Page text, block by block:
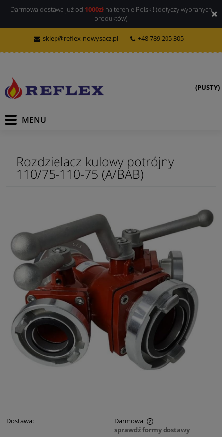
Darmowa dostawa już od 1000złna terenie Polski! (dotyczy wybranych
produktów)
sklep@reflex-nowysacz.pl +48 789 205 305
(PUSTY)
Rozdzielacz kulowy potrójny
110/75-110-75 (A/BAB)
Dostawa:
Darmowa
Cena nie zawiera ewentualnych kosztów płatności
sprawdź formy dostawy